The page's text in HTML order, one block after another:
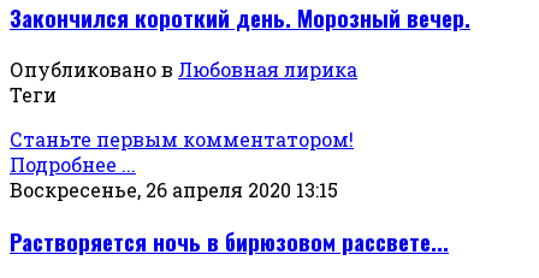
Закончился короткий день. Морозный вечер.
Опубликовано в Любовная лирика
Теги
Станьте первым комментатором!
Подробнее ...
Воскресенье, 26 апреля 2020 13:15
Растворяется ночь в бирюзовом рассвете...